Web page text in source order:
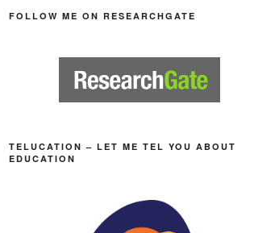
FOLLOW ME ON RESEARCHGATE
TELUCATION – LET ME TEL YOU ABOUT
EDUCATION